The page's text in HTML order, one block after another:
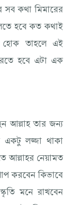
সব কথা মিমারের
হবে কত কথাই
তাহলে এই
হবে এটা এক
আল্লাহ তার জন্য
লজ্জা থাকা
আল্লাহর নেয়ামত
করবেন কিভাবে
মনে রাখবেন